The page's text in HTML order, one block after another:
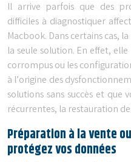
Il arrive parfois que des
difficiles à diagnostiquer
Macbook. Dans certains cas,
la seule solution. En effet,
corrompus ou les
à l’origine des
solutions sans succès et que
récurrentes, la restauration
Préparation à la vente
protégez vos données